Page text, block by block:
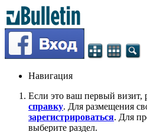
Навигация
Если это ваш первый визит,
справку. Для размещения
зарегистрироваться. Для
выберите раздел.